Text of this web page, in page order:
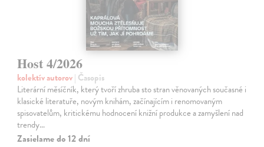
Host 4/2026
kolektív autorov| Časopis
Literární měsíčník, který tvoří zhruba sto stran věnovaných současné i
klasické literatuře, novým knihám, začínajícím i renomovaným
spisovatelům, kritickému hodnocení knižní produkce a zamyšlení nad
trendy…
Zasielame do 12 dní